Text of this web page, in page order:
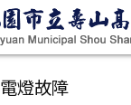
電燈故障